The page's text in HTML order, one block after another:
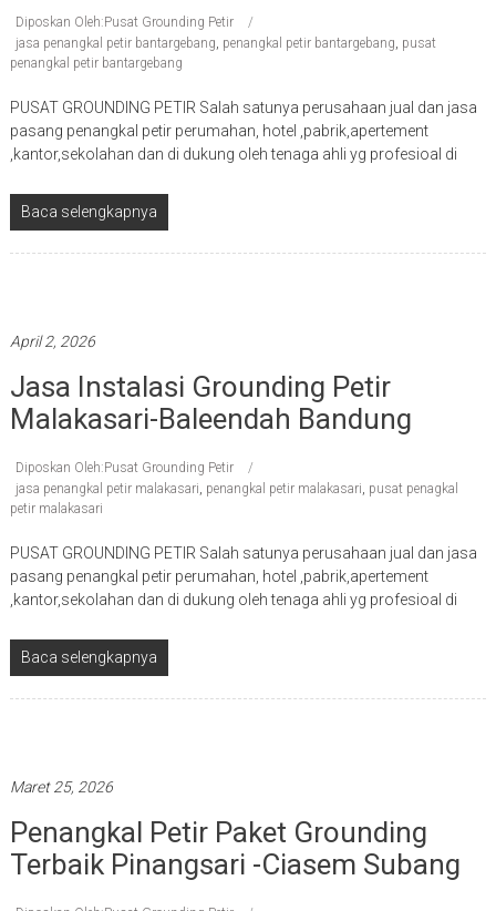
Diposkan Oleh:Pusat Grounding Petir
jasa penangkal petir bantargebang, penangkal petir bantargebang, pusat
penangkal petir bantargebang
PUSAT GROUNDING PETIR Salah satunya perusahaan jual dan jasa
pasang penangkal petir perumahan, hotel ,pabrik,apertement
,kantor,sekolahan dan di dukung oleh tenaga ahli yg profesioal di
Baca selengkapnya
April 2, 2026
Jasa Instalasi Grounding Petir
Malakasari-Baleendah Bandung
Diposkan Oleh:Pusat Grounding Petir
jasa penangkal petir malakasari, penangkal petir malakasari, pusat penagkal
petir malakasari
PUSAT GROUNDING PETIR Salah satunya perusahaan jual dan jasa
pasang penangkal petir perumahan, hotel ,pabrik,apertement
,kantor,sekolahan dan di dukung oleh tenaga ahli yg profesioal di
Baca selengkapnya
Maret 25, 2026
Penangkal Petir Paket Grounding
Terbaik Pinangsari -ciasem Subang